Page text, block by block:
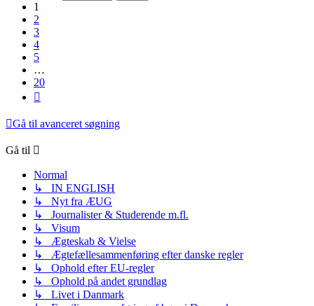
1
2
3
4
5
…
20
Gå til avanceret søgning
Gå til
Normal
↳ IN ENGLISH
↳ Nyt fra ÆUG
↳ Journalister & Studerende m.fl.
↳ Visum
↳ Ægteskab & Vielse
↳ Ægtefællesammenføring efter danske regler
↳ Ophold efter EU-regler
↳ Ophold på andet grundlag
↳ Livet i Danmark